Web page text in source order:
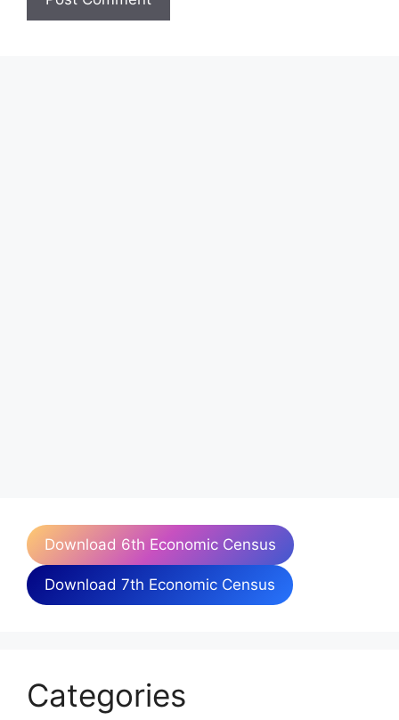
Download 6th Economic Census
Download 7th Economic Census
Categories